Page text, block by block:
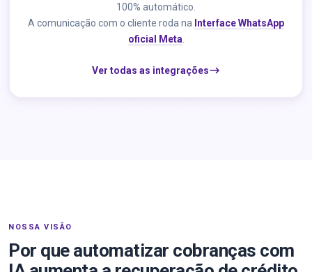
100% automático.
A comunicação com o cliente roda na Interface WhatsApp
oficial Meta
Ver todas as integrações
NOSSA VISÃO
Por que automatizar cobranças com